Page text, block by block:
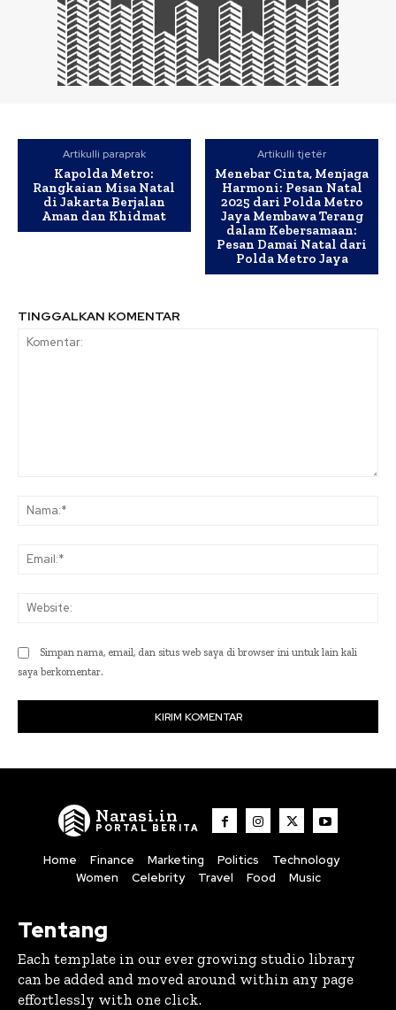
Artikulli paraprak
Kapolda Metro:
Rangkaian Misa Natal
di Jakarta Berjalan
Aman dan Khidmat
Artikulli tjetër
Menebar Cinta, Menjaga
Harmoni: Pesan Natal
2025 dari Polda Metro
Jaya Membawa Terang
dalam Kebersamaan:
Pesan Damai Natal dari
Polda Metro Jaya
TINGGALKAN KOMENTAR
Simpan nama, email, dan situs web saya di browser ini untuk lain kali
saya berkomentar.
Narasi.in
PORTAL BERITA
Home Finance Marketing Politics
Technology
Women
Celebrity Travel Food Music
Tentang
Each template in our ever growing studio library
can be added and moved around within any page
effortlessly with one click.